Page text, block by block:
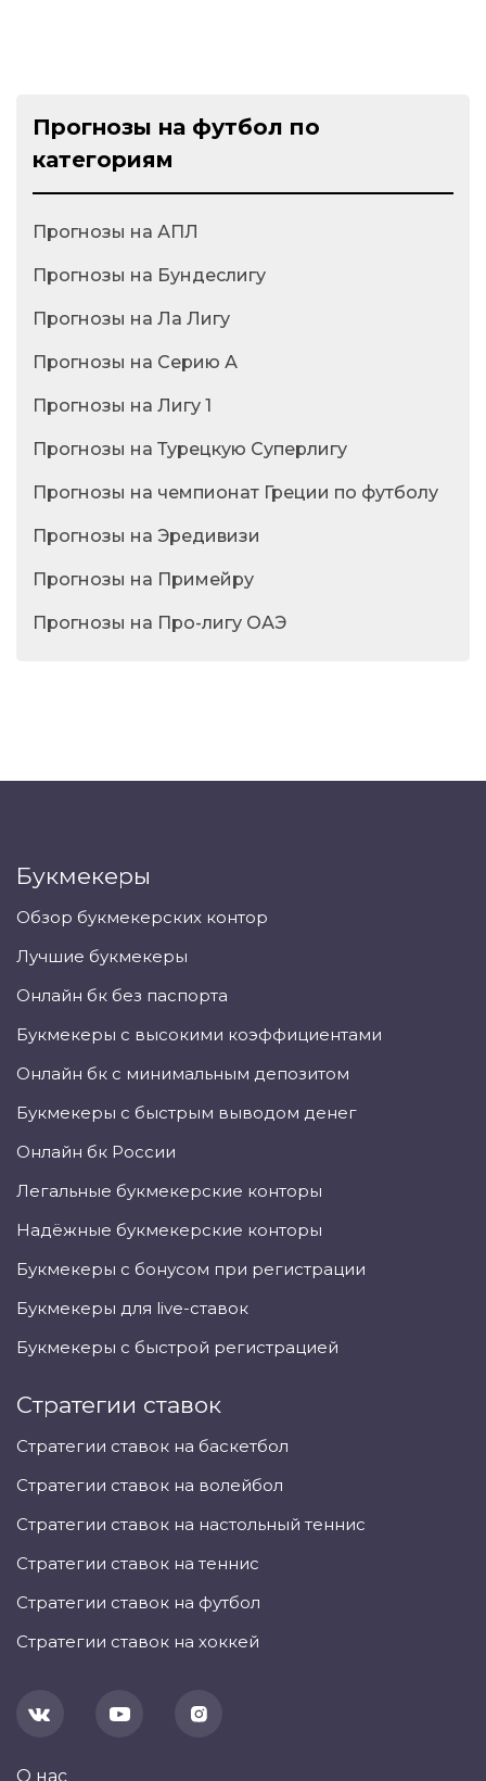
Прогнозы на футбол по
категориям
Прогнозы на АПЛ
Прогнозы на Бундеслигу
Прогнозы на Ла Лигу
Прогнозы на Серию А
Прогнозы на Лигу 1
Прогнозы на Турецкую Суперлигу
Прогнозы на чемпионат Греции по футболу
Прогнозы на Эредивизи
Прогнозы на Примейру
Прогнозы на Про-лигу ОАЭ
Букмекеры
Обзор букмекерских контор
Лучшие букмекеры
Онлайн бк без паспорта
Букмекеры с высокими коэффициентами
Онлайн бк с минимальным депозитом
Букмекеры с быстрым выводом денег
Онлайн бк России
Легальные букмекерские конторы
Надёжные букмекерские конторы
Букмекеры с бонусом при регистрации
Букмекеры для live-ставок
Букмекеры с быстрой регистрацией
Стратегии ставок
Стратегии ставок на баскетбол
Стратегии ставок на волейбол
Стратегии ставок на настольный теннис
Стратегии ставок на теннис
Стратегии ставок на футбол
Стратегии ставок на хоккей
О нас